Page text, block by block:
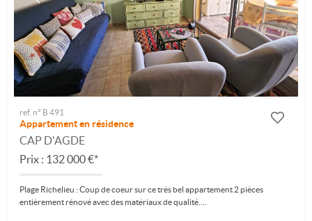
ref. n° B 491
Appartement en résidence
CAP D'AGDE
Prix : 132 000 €*
Plage Richelieu : Coup de coeur sur ce très bel appartement 2 pièces
entièrement rénové avec des matériaux de qualité....